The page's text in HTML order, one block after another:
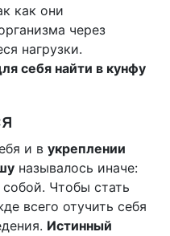
как они
через
нагрузки.
себя найти в кунфу
и в укреплении
называлось иначе:
Чтобы стать
всего отучить себя
Истинный